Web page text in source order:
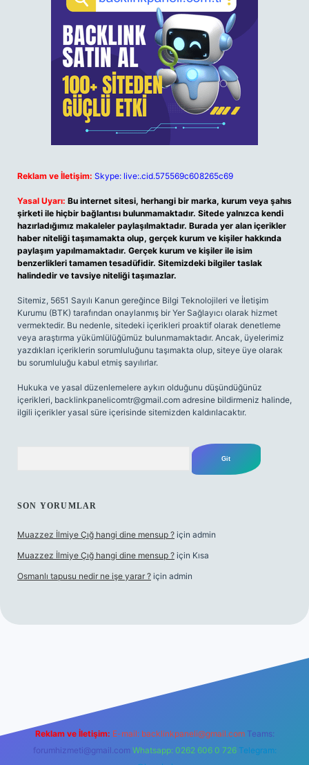
Reklam ve İletişim: Skype: live:.cid.575569c608265c69
Yasal Uyarı: Bu internet sitesi, herhangi bir marka, kurum veya şahıs
şirketi ile hiçbir bağlantısı bulunmamaktadır. Sitede yalnızca kendi
hazırladığımız makaleler paylaşılmaktadır. Burada yer alan içerikler
haber niteliği taşımamakta olup, gerçek kurum ve kişiler hakkında
paylaşım yapılmamaktadır. Gerçek kurum ve kişiler ile isim
benzerlikleri tamamen tesadüfidir. Sitemizdeki bilgiler taslak
halindedir ve tavsiye niteliği taşımazlar.
Sitemiz, 5651 Sayılı Kanun gereğince Bilgi Teknolojileri ve İletişim
Kurumu (BTK) tarafından onaylanmış bir Yer Sağlayıcı olarak hizmet
vermektedir. Bu nedenle, sitedeki içerikleri proaktif olarak denetleme
veya araştırma yükümlülüğümüz bulunmamaktadır. Ancak, üyelerimiz
yazdıkları içeriklerin sorumluluğunu taşımakta olup, siteye üye olarak
bu sorumluluğu kabul etmiş sayılırlar.
Hukuka ve yasal düzenlemelere aykırı olduğunu düşündüğünüz
içerikleri, backlinkpanelicomtr@gmail.com adresine bildirmeniz halinde,
ilgili içerikler yasal süre içerisinde sitemizden kaldırılacaktır.
SON YORUMLAR
Muazzez İlmiye Çığ hangi dine mensup ? için admin
Muazzez İlmiye Çığ hangi dine mensup ? için Kısa
Osmanlı tapusu nedir ne işe yarar ? için admin
m elexbet
Reklam ve İletişim: E-mail: backlinkpaneli@gmail.com Teams:
forumhizmeti@gmail.com Whatsapp: 0262 606 0 726 Telegram: